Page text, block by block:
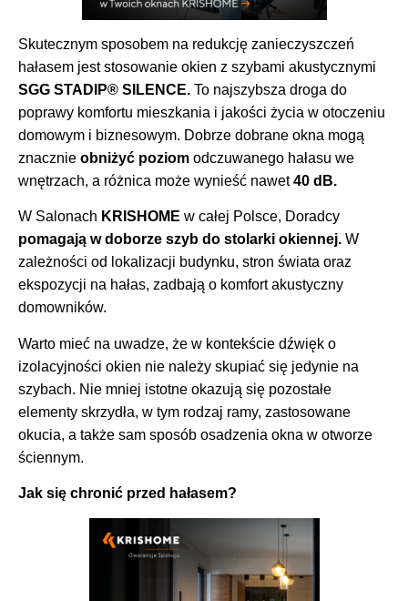
Skutecznym sposobem na redukcję zanieczyszczeń
hałasem jest stosowanie okien z szybami akustycznymi
SGG STADIP® SILENCE. To najszybsza droga do
poprawy komfortu mieszkania i jakości życia w otoczeniu
domowym i biznesowym. Dobrze dobrane okna mogą
znacznie obniżyć poziom odczuwanego hałasu we
wnętrzach, a różnica może wynieść nawet40 dB.
W Salonach KRISHOME w całej Polsce, Doradcy
pomagają w doborze szyb do stolarki okiennej. W
zależności od lokalizacji budynku, stron świata oraz
ekspozycji na hałas, zadbają o komfort akustyczny
domowników.
Warto mieć na uwadze, że w kontekście dźwięk o
izolacyjności okien nie należy skupiać się jedynie na
szybach. Nie mniej istotne okazują się pozostałe
elementy skrzydła, w tym rodzaj ramy, zastosowane
okucia, a także sam sposób osadzenia okna w otworze
ściennym.
Jak się chronić przed hałasem?